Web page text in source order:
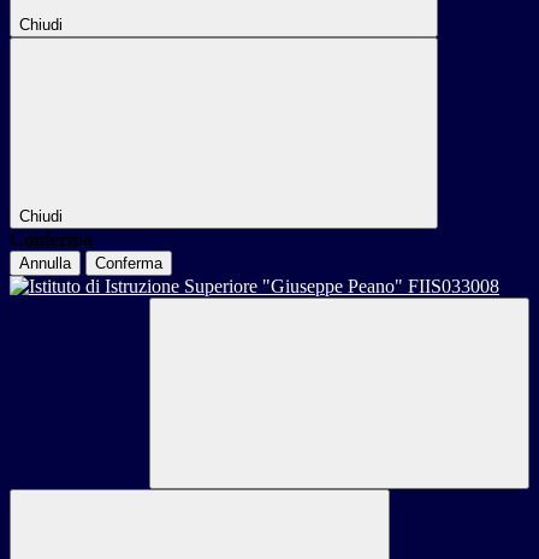
Chiudi
Chiudi
Conferma
Annulla Conferma